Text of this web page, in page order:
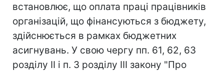
встановлює, що оплата праці працівників
організацій, що фінансуються з бюджету,
здійснюється в рамках бюджетних
асигнувань. У свою чергу пп. 61, 62, 63
розділу ІІ і п. 3 розділу ІІІ закону "Про